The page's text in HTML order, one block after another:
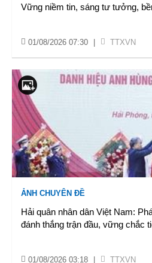
Vững niềm tin, sáng tư tưởng,
01/08/2026 07:30 TTXVN
ẢNH CHUYÊN ĐỀ
Hải quân nhân dân Việt Nam:
đánh thắng trận đầu, vững chắc
01/08/2026 03:18 TTXVN